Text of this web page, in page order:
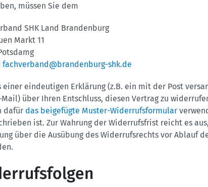
müssen Sie dem
SHK Land Brandenburg
Markt 11
fachverband@brandenburg-shk.de
eindeutigen Erklärung (z.B. ein mit der Post
Mail) über Ihren Entschluss, diesen Vertrag zu
dafür das beigefügte Muster-Widerrufsformular
ist. Zur Wahrung der Widerrufsfrist reicht es
über die Ausübung des Widerrufsrechts vor Ablauf